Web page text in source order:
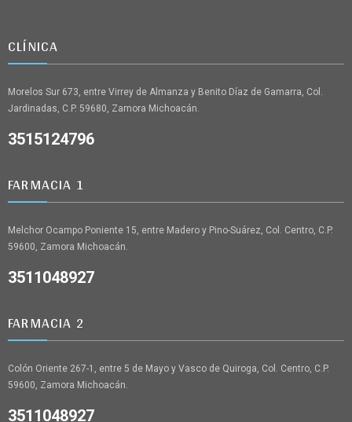
CLÍNICA
Morelos Sur 673, entre Virrey de Almanza y Benito Díaz de Gamarra, Col.
Jardinadas, C.P. 59680, Zamora Michoacán.
3515124796
FARMACIA 1
Melchor Ocampo Poniente 15, entre Madero y Pino-Suárez, Col. Centro, C.P.
59600, Zamora Michoacán.
3511048927
FARMACIA 2
Colón Oriente 267-1, entre 5 de Mayo y Vasco de Quiroga, Col. Centro, C.P.
59600, Zamora Michoacán.
3511048927